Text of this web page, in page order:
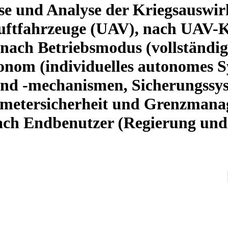
und Analyse der
(UAV), nach
Betriebsmodus
(individuelles autonomes
-mechanismen,
und
Endbenutzer (Regierung